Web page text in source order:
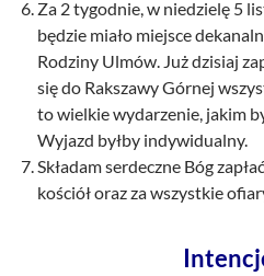
Za 2 tygodnie, w niedzielę 5
będzie miało miejsce
Rodziny Ulmów. Już dzisiaj
się do Rakszawy Górnej
to wielkie wydarzenie, jakim
Wyjazd byłby indywidualny.
Składam serdeczne Bóg
kościół oraz za wszystkie